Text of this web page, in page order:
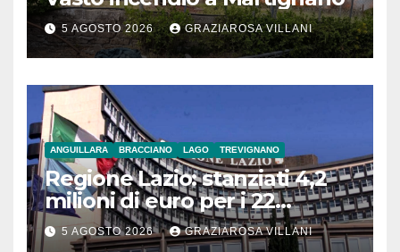
5 AGOSTO 2026 GRAZIAROSA VILLANI
ANGUILLARA BRACCIANO LAGO TREVIGNANO
Regione Lazio: stanziati 4,2
milioni di euro per i 22
Comuni dell’Etruria
Meridionale
5 AGOSTO 2026 GRAZIAROSA VILLANI